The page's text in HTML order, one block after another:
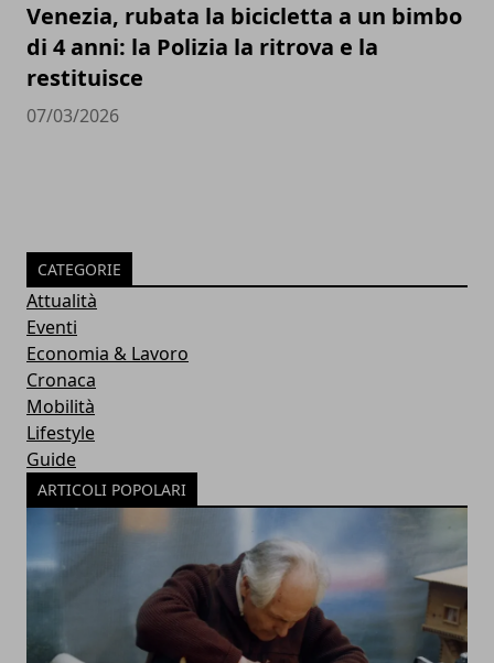
Venezia, rubata la bicicletta a un bimbo
di 4 anni: la Polizia la ritrova e la
restituisce
07/03/2026
CATEGORIE
Attualità
Eventi
Economia & Lavoro
Cronaca
Mobilità
Lifestyle
Guide
ARTICOLI POPOLARI